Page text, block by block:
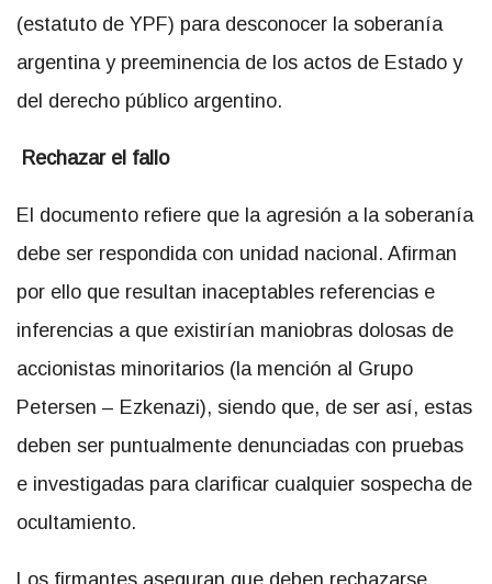
(estatuto de YPF) para desconocer la soberanía
argentina y preeminencia de los actos de Estado y
del derecho público argentino.
Rechazar el fallo
El documento refiere que la agresión a la soberanía
debe ser respondida con unidad nacional. Afirman
por ello que resultan inaceptables referencias e
inferencias a que existirían maniobras dolosas de
accionistas minoritarios (la mención al Grupo
Petersen – Ezkenazi), siendo que, de ser así, estas
deben ser puntualmente denunciadas con pruebas
e investigadas para clarificar cualquier sospecha de
ocultamiento.